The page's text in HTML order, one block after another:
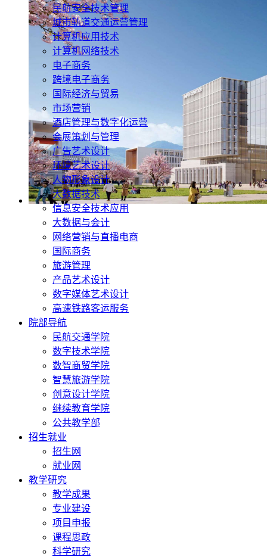
民航安全技术管理
城市轨道交通运营管理
计算机应用技术
计算机网络技术
电子商务
跨境电子商务
国际经济与贸易
市场营销
酒店管理与数字化运营
会展策划与管理
广告艺术设计
环境艺术设计
人物形象设计
大数据技术
信息安全技术应用
大数据与会计
网络营销与直播电商
国际商务
旅游管理
产品艺术设计
数字媒体艺术设计
高速铁路客运服务
院部导航
民航交通学院
数字技术学院
数智商贸学院
智慧旅游学院
创意设计学院
继续教育学院
公共教学部
招生就业
招生网
就业网
教学研究
教学成果
专业建设
项目申报
课程思政
科学研究